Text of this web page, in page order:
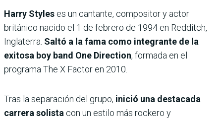
Harry Styles es un cantante, compositor y actor
británico nacido el 1 de febrero de 1994 en Redditch,
Inglaterra. Saltó a la fama como integrante de la
exitosa boy band One Direction, formada en el
programa The X Factor en 2010.
Tras la separación del grupo, inició una destacada
carrera solista con un estilo más rockero y